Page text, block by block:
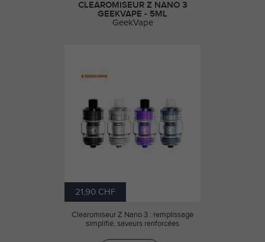
CLEAROMISEUR Z NANO 3
GEEKVAPE - 5ML
GeekVape
21,90 CHF
Clearomiseur Z Nano 3 : remplissage
simplifié, saveurs renforcées